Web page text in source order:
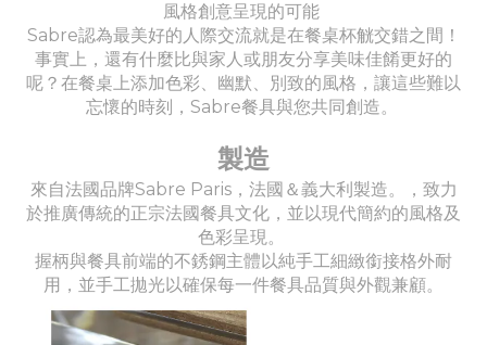
風格創意呈現的可能
Sabre認為最美好的人際交流就是在餐桌杯觥交錯之間！
事實上，還有什麼比與家人或朋友分享美味佳餚更好的
呢？在餐桌上添加色彩、幽默、別致的風格，讓這些難以
忘懷的時刻，Sabre餐具與您共同創造。
製造
來自法國品牌Sabre Paris，法國＆義大利製造。，致力
於推廣傳統的正宗法國餐具文化，並以現代簡約的風格及
色彩呈現。
握柄與餐具前端的不銹鋼主體以純手工細緻銜接格外耐
用，並手工拋光以確保每一件餐具品質與外觀兼顧。